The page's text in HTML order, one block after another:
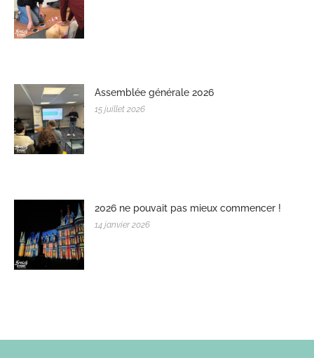
Assemblée générale 2026
15 juillet 2026
2026 ne pouvait pas mieux commencer !
14 janvier 2026